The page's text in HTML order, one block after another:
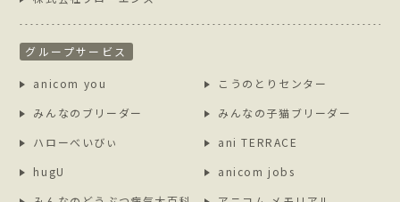
グループサービス
anicom you
こうのとりセンター
みんなのブリーダー
みんなの子猫ブリーダー
ハローべいびぃ
ani TERRACE
hugU
anicom jobs